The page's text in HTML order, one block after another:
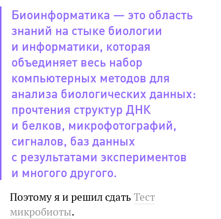
Биоинформатика — это область
знаний на стыке биологии
и информатики, которая
объединяет весь набор
компьютерных методов для
анализа биологических данных:
прочтения структур ДНК
и белков, микрофотографий,
сигналов, баз данных
с результатами экспериментов
и многого другого.
Поэтому я и решил сдать Тест
микробиоты.